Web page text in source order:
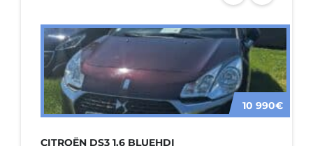
10 990€
CITROËN DS3 1.6 BLUEHDI